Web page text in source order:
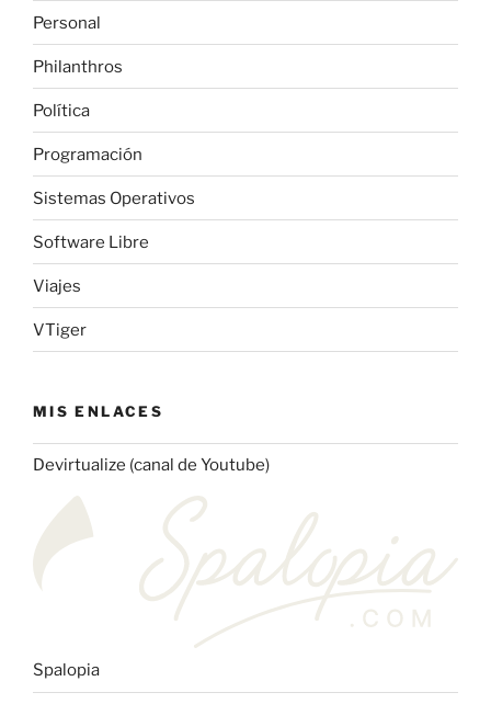
Personal
Philanthros
Política
Programación
Sistemas Operativos
Software Libre
Viajes
VTiger
MIS ENLACES
Devirtualize (canal de Youtube)
Spalopia